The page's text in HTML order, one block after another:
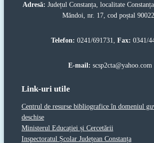
Adresă: Județul Constanța, localitate
Măndoi, nr. 17, cod poștal
Telefon: 0241/691731, Fax: 0341/
E-mail: scsp2cta@yahoo.com
Link-uri utile
Centrul de resurse bibliografice în domeniul
deschise
Ministerul Educației și Cercetării
Inspectoratul Școlar Județean Constanța